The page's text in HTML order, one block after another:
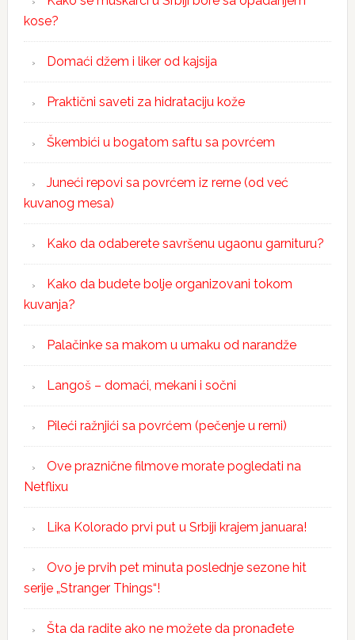
kose?
Domaći džem i liker od kajsija
Praktični saveti za hidrataciju kože
Škembići u bogatom saftu sa povrćem
Juneći repovi sa povrćem iz rerne (od već
kuvanog mesa)
Kako da odaberete savršenu ugaonu garnituru?
Kako da budete bolje organizovani tokom
kuvanja?
Palačinke sa makom u umaku od narandže
Langoš – domaći, mekani i sočni
Pileći ražnjići sa povrćem (pečenje u rerni)
Ove praznične filmove morate pogledati na
Netflixu
Lika Kolorado prvi put u Srbiji krajem januara!
Ovo je prvih pet minuta poslednje sezone hit
serije „Stranger Things“!
Šta da radite ako ne možete da pronađete